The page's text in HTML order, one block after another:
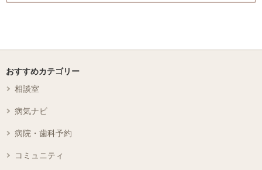
おすすめカテゴリー
相談室
病気ナビ
病院・歯科予約
コミュニティ